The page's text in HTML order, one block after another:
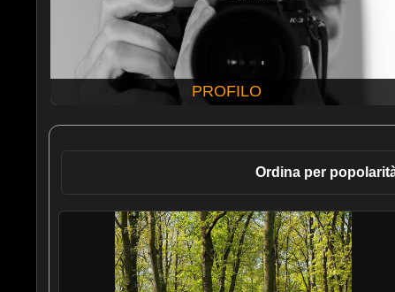
PROFILO
Ordina per